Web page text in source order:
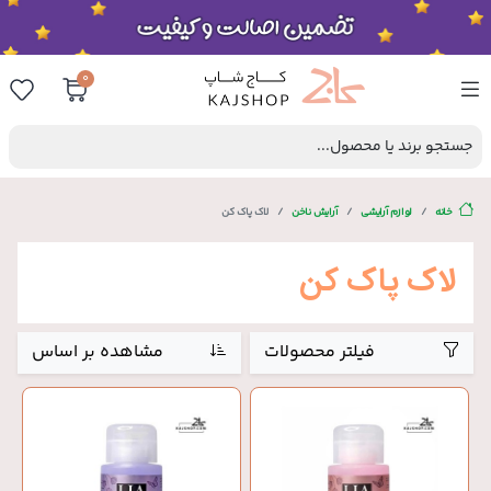
0
جستجو برند یا محصول...
خانه لوازم آرایشی آرایش ناخن لاک پاک کن
لاک پاک کن
فیلتر محصولات مشاهده بر اساس